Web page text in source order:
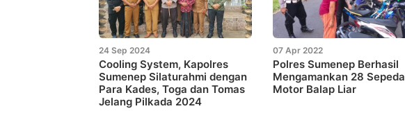
24 Sep 2024
Cooling System, Kapolres
Sumenep Silaturahmi dengan
Para Kades, Toga dan Tomas
Jelang Pilkada 2024
07 Apr 2022
Polres Sumenep Berhasil
Mengamankan 28 Sepeda
Motor Balap Liar